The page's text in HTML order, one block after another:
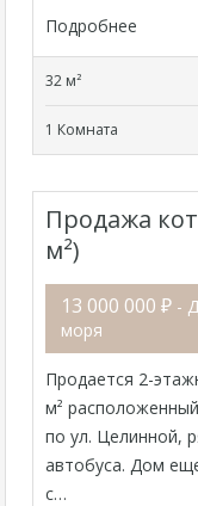
Подробнее
32 м²
1 Комната
Продажа
м²)
13 000 000 ₽ -
моря
Продается 2-
м²
по ул. Целинной,
автобуса. Дом
с…